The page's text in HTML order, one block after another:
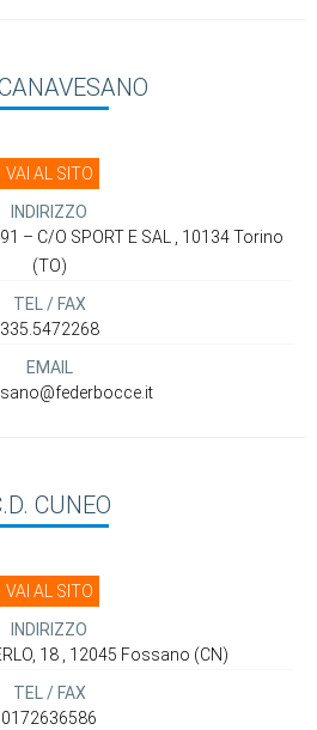
VAI AL SITO
INDIRIZZO
– C/O SPORT E SAL , 10134 Torino
(TO)
TEL / FAX
335.5472268
EMAIL
CUNEO
VAI AL SITO
INDIRIZZO
18 , 12045 Fossano (CN)
TEL / FAX
0172636586